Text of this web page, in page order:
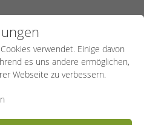
verwendet. Einige davon
es uns andere ermöglichen,
Webseite zu verbessern.